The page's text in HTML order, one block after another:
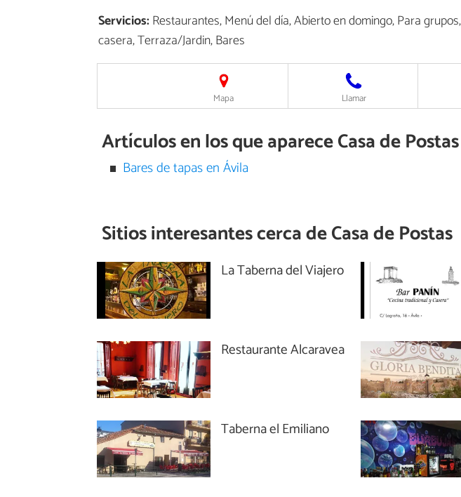
Servicios:Restaurantes, Menú del día, Abierto en domingo, Para
casera, Terraza/Jardin, Bares
Mapa Llamar
Artículos en los que aparece Casa de Postas
Bares de tapas en Ávila
Sitios interesantes cerca deCasa de Postas
La Taberna del Viajero
Restaurante Alcaravea
Taberna el Emiliano